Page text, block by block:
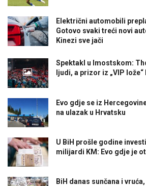
Električni automobili
Gotovo svaki treći novi
Kinezi sve jači
Spektakl u Imostskom:
ljudi, a prizor iz „VIP
Evo gdje se iz
na ulazak u Hrvatsku
U BiH prošle godine
milijardi KM: Evo gdje je
BiH danas sunčana i